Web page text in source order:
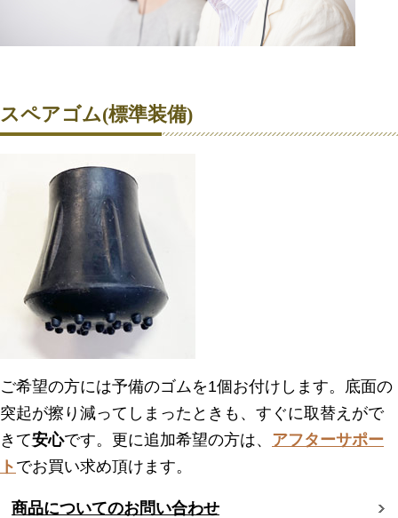
スペアゴム(標準装備)
ご希望の方には予備のゴムを1個お付けします。底面の
突起が擦り減ってしまったときも、すぐに取替えがで
きて安心です。更に追加希望の方は、 アフターサポー
ト でお買い求め頂けます。
商品についてのお問い合わせ